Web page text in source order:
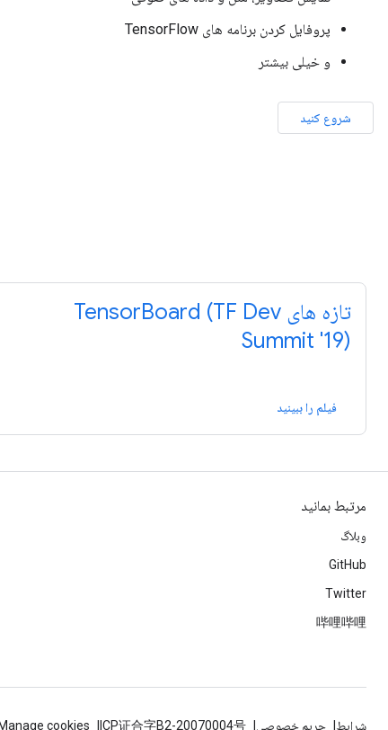
پروفایل کردن برنامه های TensorFlow
و خیلی بیشتر
شروع کنید
تازه های TensorBoard (TF Dev
Summit '19)
فیلم را ببینید
مرتبط بمانید
وبلاگ
GitHub
Twitter
哔哩哔哩
شرایط حریم خصوصی ICP证合字B2-20070004号
Manage cookies